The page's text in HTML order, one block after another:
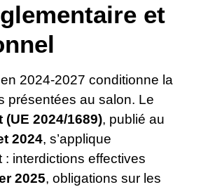
et
2024-2027 conditionne la
présentées au salon. Le
(UE 2024/1689), publié au
2024, s’applique
: interdictions effectives
2025, obligations sur les